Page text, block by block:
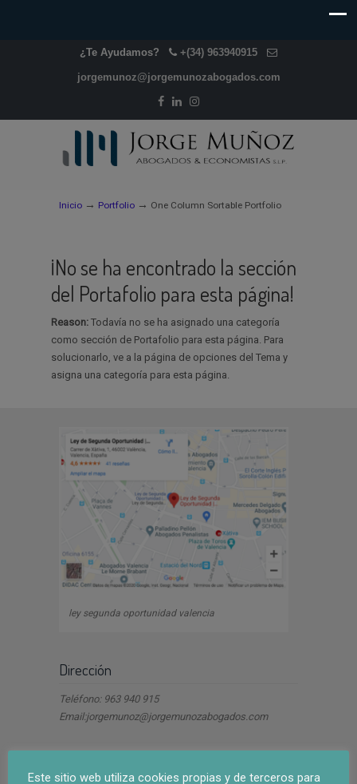
¿Te Ayudamos? +(34) 963940915
jorgemunoz@jorgemunozabogados.com
Inicio → Portfolio → One Column Sortable Portfolio
¡No se ha encontrado la sección
del Portafolio para esta página!
Reason: Todavía no se ha asignado una categoría
como sección de Portafolio para esta página. Para
solucionarlo, ve a la página de opciones del Tema y
asigna una categoría para esta página.
ley segunda oportunidad valencia
Dirección
Teléfono: 963 940 915
Email:jorgemunoz@jorgemunozabogados.com
Este sitio web utiliza cookies propias y de terceros para